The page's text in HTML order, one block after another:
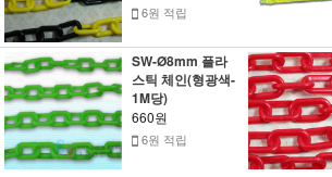
6원 적립
SW-Ø8mm 플라
스틱 체인(형광색-
1M당)
660원
6원 적립